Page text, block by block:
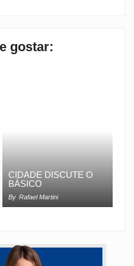
gostar:
CIDADE DISCUTE O
BÁSICO
By Rafael Martini